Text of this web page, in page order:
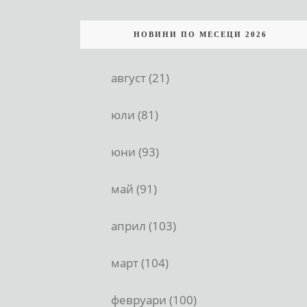
НОВИНИ ПО МЕСЕЦИ 2026
август (21)
юли (81)
юни (93)
май (91)
април (103)
март (104)
февруари (100)